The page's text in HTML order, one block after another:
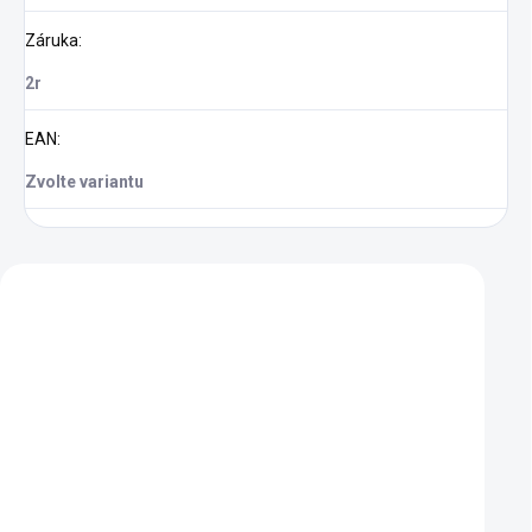
Záruka:
2r
EAN:
Zvolte variantu